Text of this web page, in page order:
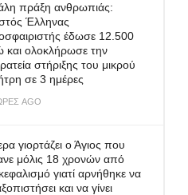
πράξη ανθρωπιάς:
Έλληνας
έδωσε 12.500
και ολοκλήρωσε την
στήριξης του μικρού
σε 3 ημέρες
AGO
γιορτάζει ο Άγιος που
μόλις 18 χρονών από
γιατί αρνήθηκε να
και να γίνει